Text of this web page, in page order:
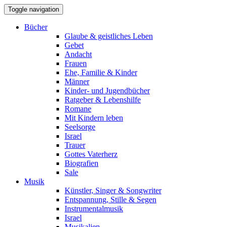
Toggle navigation
Bücher
Glaube & geistliches Leben
Gebet
Andacht
Frauen
Ehe, Familie & Kinder
Männer
Kinder- und Jugendbücher
Ratgeber & Lebenshilfe
Romane
Mit Kindern leben
Seelsorge
Israel
Trauer
Gottes Vaterherz
Biografien
Sale
Musik
Künstler, Singer & Songwriter
Entspannung, Stille & Segen
Instrumentalmusik
Israel